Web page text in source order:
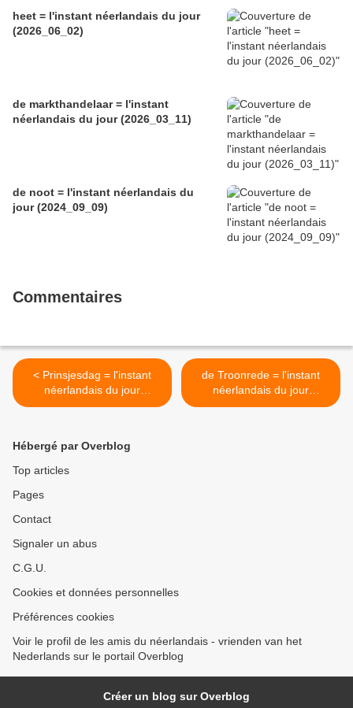
heet = l'instant néerlandais du jour
(2026_06_02)
de markthandelaar = l'instant
néerlandais du jour (2026_03_11)
de noot = l'instant néerlandais du
jour (2024_09_09)
Commentaires
< Prinsjesdag = l'instant
néerlandais du jour
(2022_09_20)
de Troonrede = l'instant
néerlandais du jour
(2022_09_22) >
Hébergé par Overblog
Top articles
Pages
Contact
Signaler un abus
C.G.U.
Cookies et données personnelles
Préférences cookies
Voir le profil de les amis du néerlandais - vrienden van het
Nederlands sur le portail Overblog
Créer un blog sur Overblog